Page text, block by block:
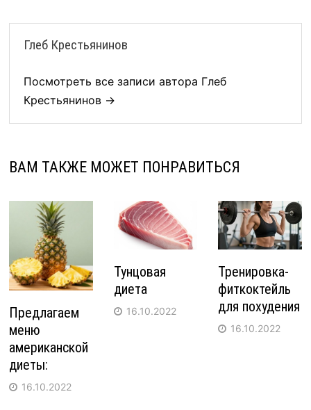
Глеб Крестьянинов
Посмотреть все записи автора Глеб
Крестьянинов →
ВАМ ТАКЖЕ МОЖЕТ ПОНРАВИТЬСЯ
Предлагаем
меню
американской
диеты:
16.10.2022
Тунцовая
диета
16.10.2022
Тренировка-
фиткоктейль
для похудения
16.10.2022